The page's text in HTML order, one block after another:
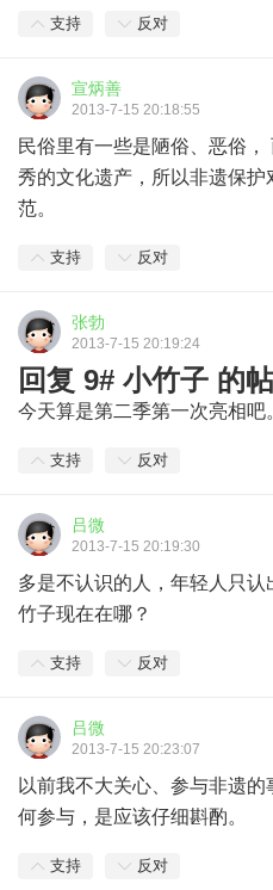
支持 反对
宣炳善
2013-7-15 20:18:55
民俗里有一些是陋俗、恶俗
秀的文化遗产，所以非遗保
范。
支持 反对
张勃
2013-7-15 20:19:24
回复 9# 小竹子 的
今天算是第二季第一次亮相吧
支持 反对
吕微
2013-7-15 20:19:30
多是不认识的人，年轻人只
竹子现在在哪？
支持 反对
吕微
2013-7-15 20:23:07
以前我不大关心、参与非遗
何参与，是应该仔细斟酌。
支持 反对